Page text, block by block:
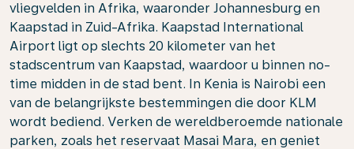
vliegvelden in Afrika, waaronder Johannesburg en
Kaapstad in Zuid-Afrika. Kaapstad International
Airport ligt op slechts 20 kilometer van het
stadscentrum van Kaapstad, waardoor u binnen no-
time midden in de stad bent. In Kenia is Nairobi een
van de belangrijkste bestemmingen die door KLM
wordt bediend. Verken de wereldberoemde nationale
parken, zoals het reservaat Masai Mara, en geniet